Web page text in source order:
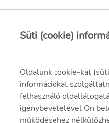
Mobilitás
Belső szolgáltatók
Süti (cookie)
Oldalunk cookie-kat
információkat
felhasználó
igénybevételével Ön
működéséhez